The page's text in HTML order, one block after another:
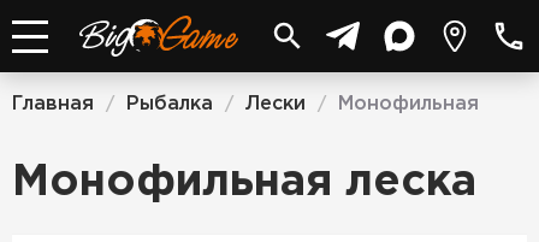
Главная / Рыбалка / Лески / Монофильная
Монофильная леска